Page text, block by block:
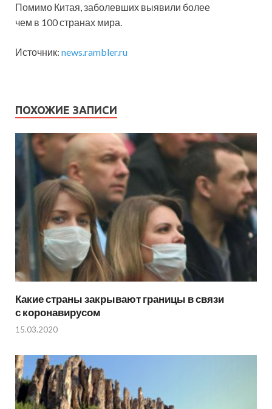
Помимо Китая, заболевших выявили более
чем в 100 странах мира.
Источник: news.rambler.ru
ПОХОЖИЕ ЗАПИСИ
Какие страны закрывают границы в связи
с коронавирусом
15.03.2020